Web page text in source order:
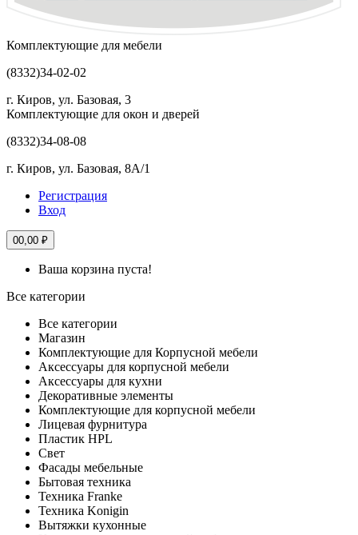
Комплектующие для мебели
(8332)34-02-02
г. Киров, ул. Базовая, 3
Комплектующие для окон и дверей
(8332)34-08-08
г. Киров, ул. Базовая, 8А/1
Регистрация
Вход
00,00 ₽
Ваша корзина пуста!
Все категории
Все категории
Магазин
Комплектующие для Корпусной мебели
Аксессуары для корпусной мебели
Аксессуары для кухни
Декоративные элементы
Комплектующие для корпусной мебели
Лицевая фурнитура
Пластик HPL
Свет
Фасады мебельные
Бытовая техника
Техника Franke
Техника Konigin
Вытяжки кухонные